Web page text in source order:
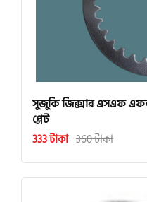
সুজুকি জিক্সার এসএফ
প্লেট
333 টাকা 360 টাকা